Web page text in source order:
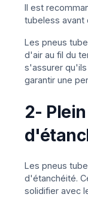
Il est
tubeless avant
Les pneus
d'air au fil du
s'assurer
garantir une
2-
Les pneus
d'étanchéité.
solidifier avec